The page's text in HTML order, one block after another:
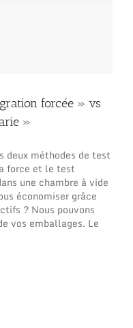
forcée » vs
»
deux méthodes de test
force et le test
une chambre à vide
économiser grâce
? Nous pouvons
vos emballages. Le